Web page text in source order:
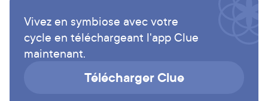
Vivez en symbiose avec votre
cycle en téléchargeant l'app Clue
maintenant.
Télécharger Clue